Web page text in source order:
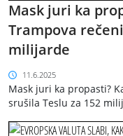
Mask juri ka
Trampova
milijarde
11.6.2025
Mask juri ka propasti?
srušila Teslu za 152